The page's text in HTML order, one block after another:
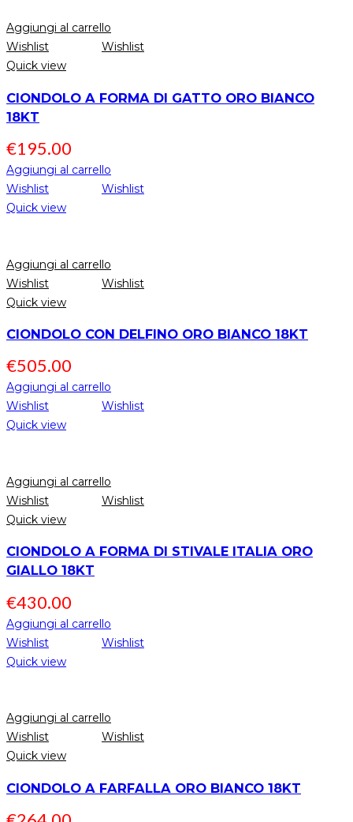
Aggiungi al carrello
Wishlist
Wishlist
Quick view
CIONDOLO A FORMA DI GATTO ORO BIANCO
18KT
€195.00
Aggiungi al carrello
Wishlist
Wishlist
Quick view
Aggiungi al carrello
Wishlist
Wishlist
Quick view
CIONDOLO CON DELFINO ORO BIANCO 18KT
€505.00
Aggiungi al carrello
Wishlist
Wishlist
Quick view
Aggiungi al carrello
Wishlist
Wishlist
Quick view
CIONDOLO A FORMA DI STIVALE ITALIA ORO
GIALLO 18KT
€430.00
Aggiungi al carrello
Wishlist
Wishlist
Quick view
Aggiungi al carrello
Wishlist
Wishlist
Quick view
CIONDOLO A FARFALLA ORO BIANCO 18KT